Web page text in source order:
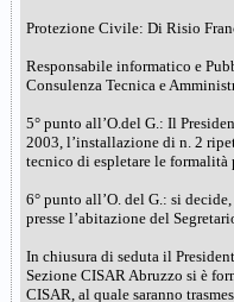
Protezione Civile: Di Risio
Responsabile informatico e
Consulenza Tecnica e
5° punto all’O.del G.: Il
2003, l’installazione di n. 2
tecnico di espletare le formalità
6° punto all’O. del G.: si
presse l’abitazione del
In chiusura di seduta il
Sezione CISAR Abruzzo si è
CISAR, al quale saranno